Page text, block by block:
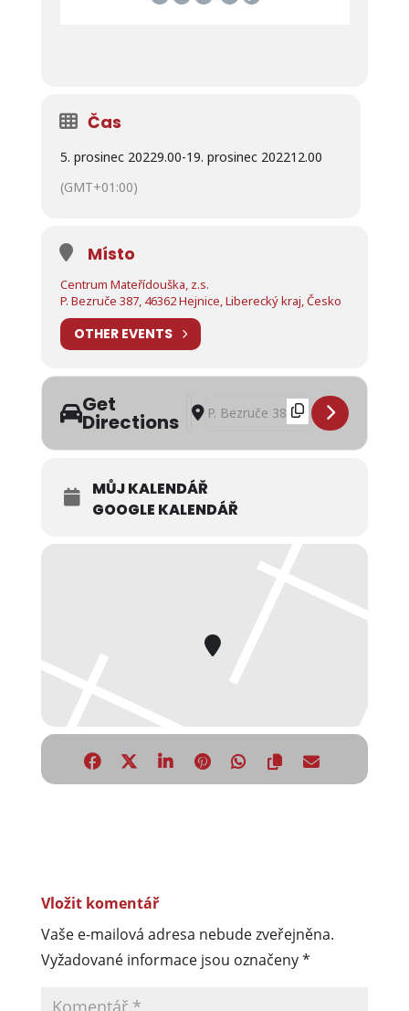
Čas
5. prosinec 20229.00-19. prosinec 202212.00
(GMT+01:00)
Místo
Centrum Mateřídouška, z.s.
P. Bezruče 387, 46362 Hejnice, Liberecký kraj, Česko
OTHER EVENTS
Get
Directions
Address - Školička pro nejmenší v
Destination Address - Školička
MŮJ KALENDÁŘ
GOOGLE KALENDÁŘ
Vložit komentář
Vaše e-mailová adresa nebude zveřejněna.
Vyžadované informace jsou označeny*